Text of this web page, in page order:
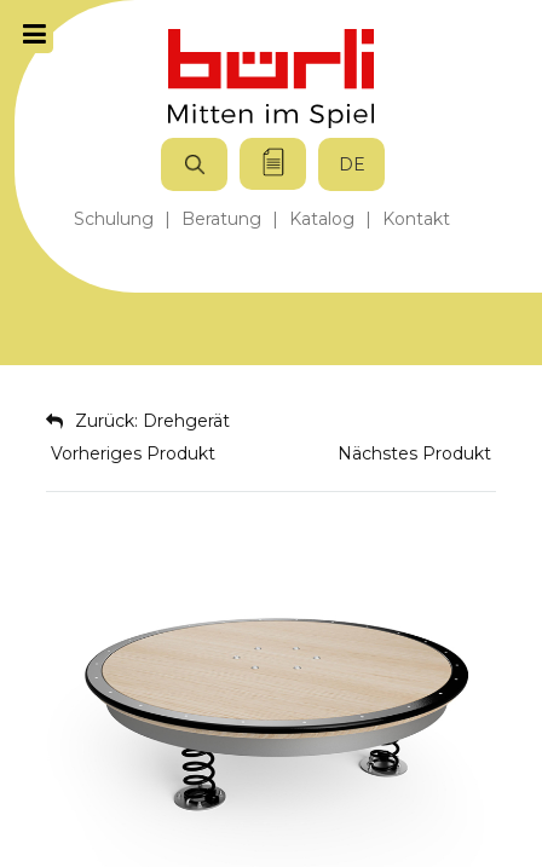
Schulung | Beratung | Katalog | Kontakt
DE
Zurück: Drehgerät
Vorheriges Produkt
Nächstes Produkt